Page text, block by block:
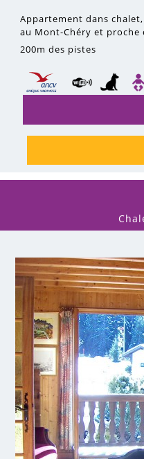
Appartement dans
au Mont-Chéry et proche
200m des pistes